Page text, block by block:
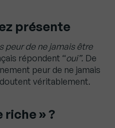
présente
peur de ne jamais être
répondent “oui”. De
peur de ne jamais
véritablement.
riche»?